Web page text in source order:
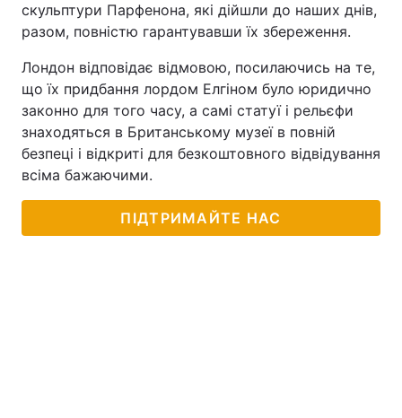
скульптури Парфенона, які дійшли до наших днів,
разом, повністю гарантувавши їх збереження.
Лондон відповідає відмовою, посилаючись на те,
що їх придбання лордом Елгіном було юридично
законно для того часу, а самі статуї і рельєфи
знаходяться в Британському музеї в повній
безпеці і відкриті для безкоштовного відвідування
всіма бажаючими.
ПІДТРИМАЙТЕ НАС